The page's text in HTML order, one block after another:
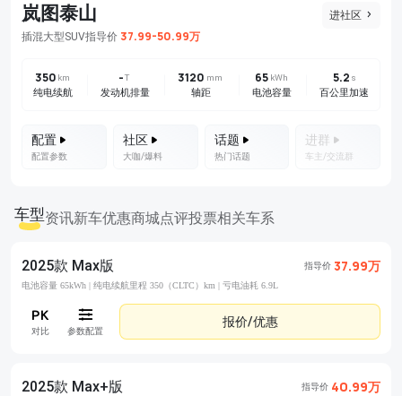
进社区
岚图泰山
插混大型SUV指导价 37.99-50.99万
350 km
纯电续航
-T
发动机排量
3120 mm
轴距
65 kWh
电池容量
5.2 s
百公里加速
配置
配置参数
社区
大咖/爆料
话题
热门话题
进群
车主/交流群
车型资讯新车优惠商城点评投票相关车系
2025款 Max版 指导价 37.99万
电池容量 65kWh | 纯电续航里程 350（CLTC）km | 亏电油耗 6.9L
对比 参数配置
报价/优惠
2025款 Max+版 指导价 40.99万